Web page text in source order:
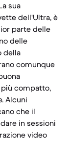
sua
dell'Ultra, è
parte delle
delle
della
comunque
compatto,
Alcuni
che il
in sessioni
video